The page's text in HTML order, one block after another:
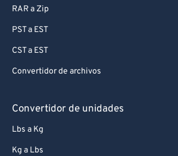
RAR a Zip
PST a EST
CST a EST
Convertidor de archivos
Convertidor de unidades
Lbs a Kg
Kg a Lbs